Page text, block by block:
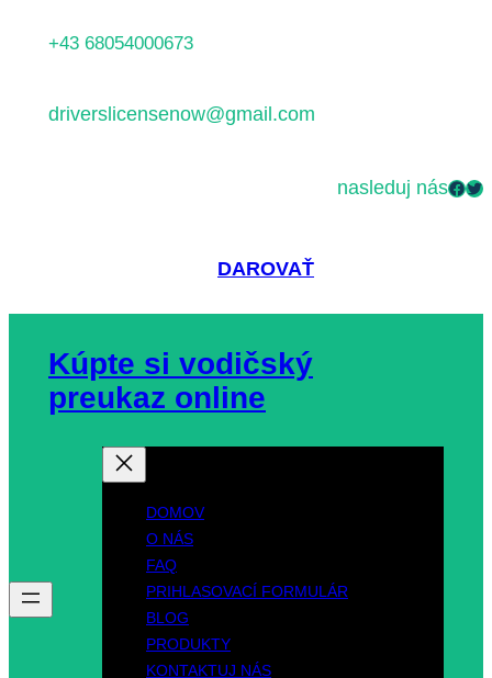
+43 68054000673
driverslicensenow@gmail.com
nasleduj násFacebook Twitter
DAROVAŤ
Kúpte si vodičský
preukaz online
DOMOV
O NÁS
FAQ
PRIHLASOVACÍ FORMULÁR
BLOG
PRODUKTY
KONTAKTUJ NÁS